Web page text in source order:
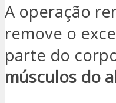
A operação
remove o
parte do
músculos do